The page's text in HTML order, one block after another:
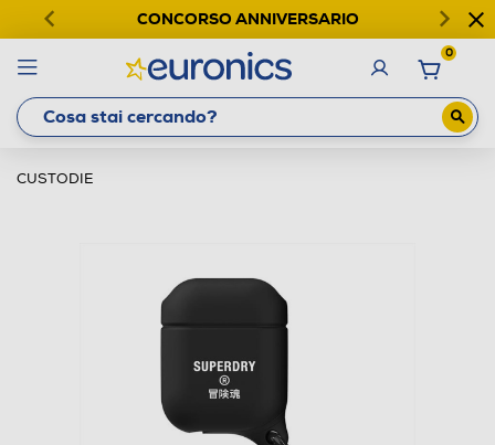
CONCORSO ANNIVERSARIO
0
CUSTODIE